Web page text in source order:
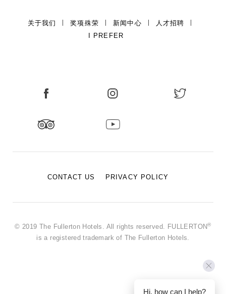
关于我们 奖项殊荣 新闻中心
人才招聘
I PREFER
CONTACT US PRIVACY POLICY
© 2019 The Fullerton Hotels. All rights reserved. FULLERTON®
is a registered trademark of The Fullerton Hotels.
Hi, how can I help?